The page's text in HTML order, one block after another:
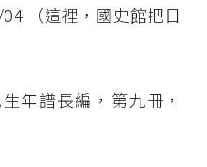
（這裡，國史館把日
年譜長編，第九冊，